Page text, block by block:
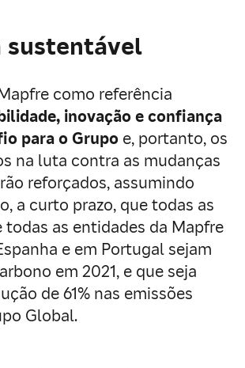
sustentável
como referência
inovação e confiança
para o Grupo e, portanto, os
na luta contra as mudanças
reforçados, assumindo
a curto prazo, que todas as
todas as entidades da Mapfre
e em Portugal sejam
em 2021, e que seja
de 61% nas emissões
Global.